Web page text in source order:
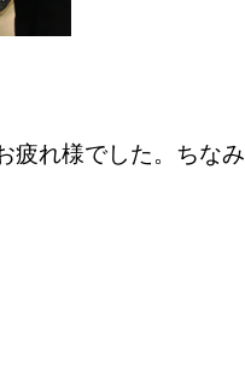
疲れ様でした。ちなみ